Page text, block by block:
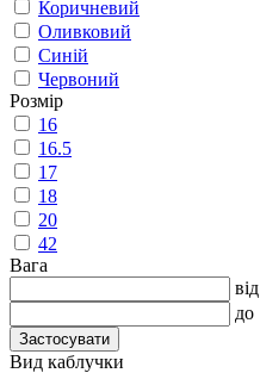
Коричневий
Оливковий
Синій
Червоний
Розмір
16
16.5
17
18
20
42
Вага
від
до
Застосувати
Вид каблучки